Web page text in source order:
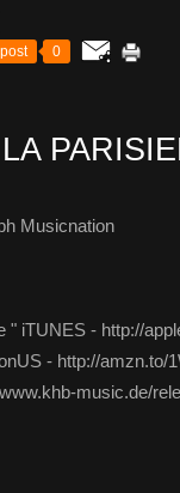
0
Musicnation
" iTUNES - http://
- http://amzn.to/
music.de/